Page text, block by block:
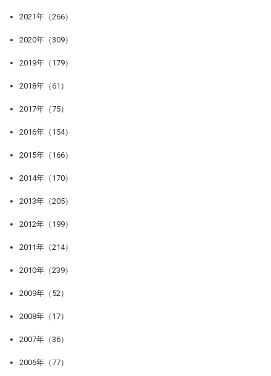
2021年（266）
2020年（309）
2019年（179）
2018年（61）
2017年（75）
2016年（154）
2015年（166）
2014年（170）
2013年（205）
2012年（199）
2011年（214）
2010年（239）
2009年（52）
2008年（17）
2007年（36）
2006年（77）